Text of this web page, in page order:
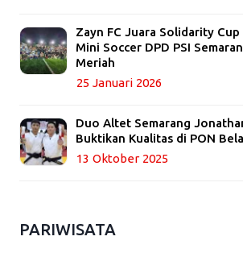
Zayn FC Juara Solidarity
Mini Soccer DPD PSI
Meriah
25 Januari 2026
Duo Altet Semarang
Buktikan Kualitas di PON
13 Oktober 2025
PARIWISATA